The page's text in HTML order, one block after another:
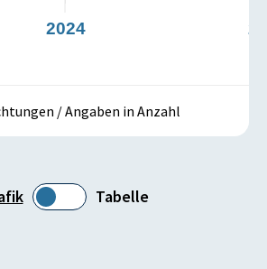
Tabelle
2024
/ Angaben in Anzahl